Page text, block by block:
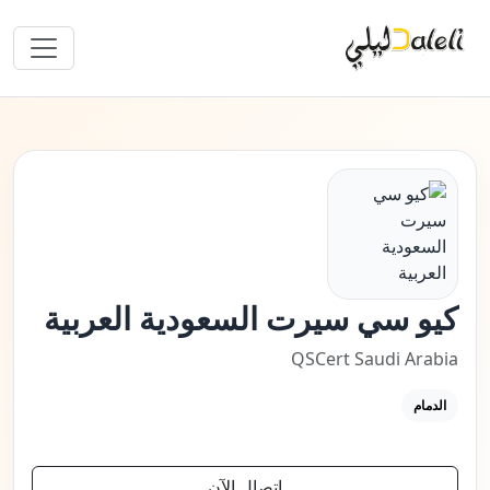
كيو سي سيرت السعودية العربية
QSCert Saudi Arabia
الدمام